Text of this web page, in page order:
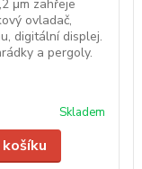
μm zahřeje
ovladač,
digitální displej.
a pergoly.
Skladem